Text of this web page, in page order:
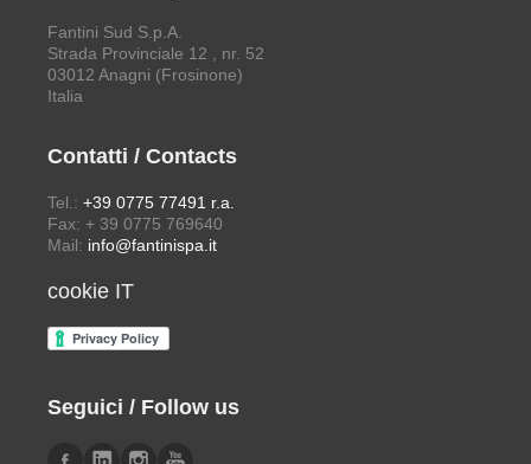
Fantini Sud S.p.A.
Strada Provinciale 12 , nr. 52
03012 Anagni (Frosinone)
Italia
Contatti / Contacts
Tel.: +39 0775 77491 r.a.
Fax: + 39 0775 769640
Mail: info@fantinispa.it
cookie IT
Seguici / Follow us